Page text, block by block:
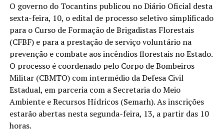
O governo do Tocantins publicou no Diário Oficial desta
sexta-feira, 10, o edital de processo seletivo simplificado
para o Curso de Formação de Brigadistas Florestais
(CFBF) e para a prestação de serviço voluntário na
prevenção e combate aos incêndios florestais no Estado.
O processo é coordenado pelo Corpo de Bombeiros
Militar (CBMTO) com intermédio da Defesa Civil
Estadual, em parceria com a Secretaria do Meio
Ambiente e Recursos Hídricos (Semarh). As inscrições
estarão abertas nesta segunda-feira, 13, a partir das 10
horas.